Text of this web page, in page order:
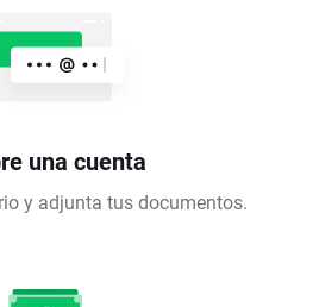
una cuenta
y adjunta tus documentos.